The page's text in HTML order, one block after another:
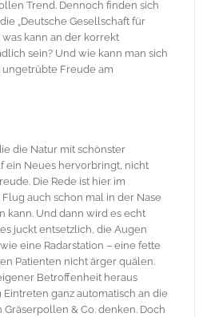
Trend. Dennoch finden sich
„Deutsche Gesellschaft für
kann an der korrekt
sein? Und wie kann man sich
Freude am
die Natur mit schönster
ein Neues hervorbringt, nicht
Die Rede ist hier im
auch schon mal in der Nase
kann. Und dann wird es echt
juckt entsetzlich, die Augen
eine Radarstation – eine fette
Patienten nicht ärger quälen.
Betroffenheit heraus
ganz automatisch an die
& Co. denken. Doch